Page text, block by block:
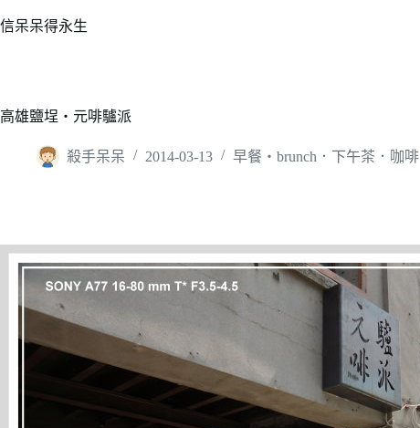
至
容
信呆呆得永生
高雄鹽埕‧元啡驢派
殺手呆呆 2014-03-13 早餐‧brunch．下午茶．咖啡